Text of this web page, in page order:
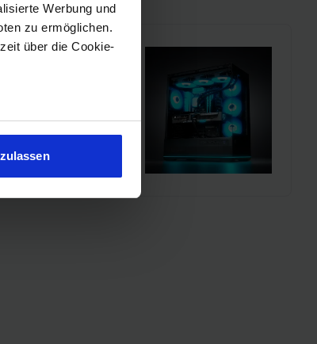
Werbung und
zu ermöglichen.
über die Cookie-
im
Informationen
Ihrer Nutzung
Gaming-PC zu
den